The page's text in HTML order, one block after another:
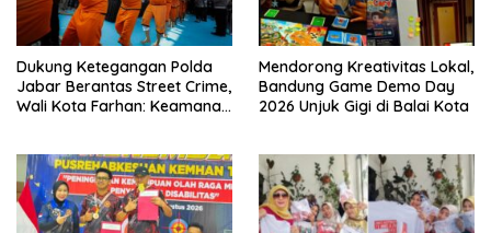
Dukung Ketegangan Polda
Jabar Berantas Street Crime,
Wali Kota Farhan: Keamanan
Mendorong Kreativitas Lokal,
Bandung Game Demo Day
2026 Unjuk Gigi di Balai Kota